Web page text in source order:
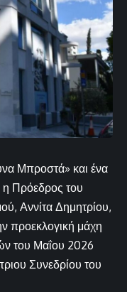
Μπροστά» και ένα
η Πρόεδρος του
Αννίτα Δημητρίου,
προεκλογική μάχη
του Μαΐου 2026
Συνεδρίου του